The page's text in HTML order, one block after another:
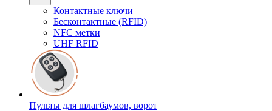
Контактные ключи
Бесконтактные (RFID)
NFC метки
UHF RFID
Пульты для шлагбаумов, ворот